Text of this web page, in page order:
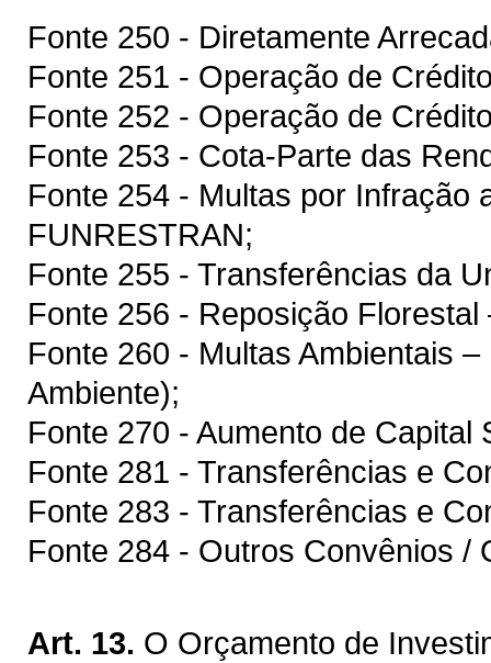
Fonte 250 - Diretamente
Fonte 251 - Operação de
Fonte 252 - Operação de
Fonte 253 - Cota-Parte das
Fonte 254 - Multas por Infração
FUNRESTRAN;
Fonte 255 - Transferências da
Fonte 256 - Reposição Florestal
Fonte 260 - Multas Ambientais
Ambiente);
Fonte 270 - Aumento de Capital
Fonte 281 - Transferências e
Fonte 283 - Transferências e
Fonte 284 - Outros Convênios /
Art. 13. O Orçamento de